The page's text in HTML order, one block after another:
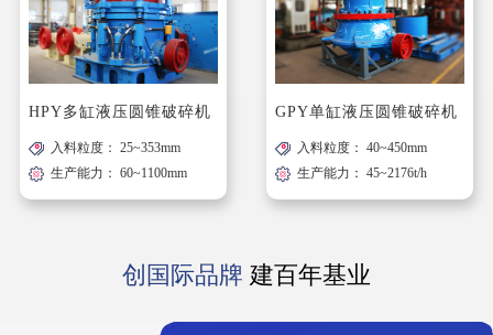
HPY多缸液压圆锥破碎机
入料粒度： 25~353mm
生产能力： 60~1100mm
GPY单缸液压圆锥破碎机
入料粒度： 40~450mm
生产能力： 45~2176t/h
创国际品牌 建百年基业